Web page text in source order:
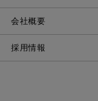
会社概要
採用情報